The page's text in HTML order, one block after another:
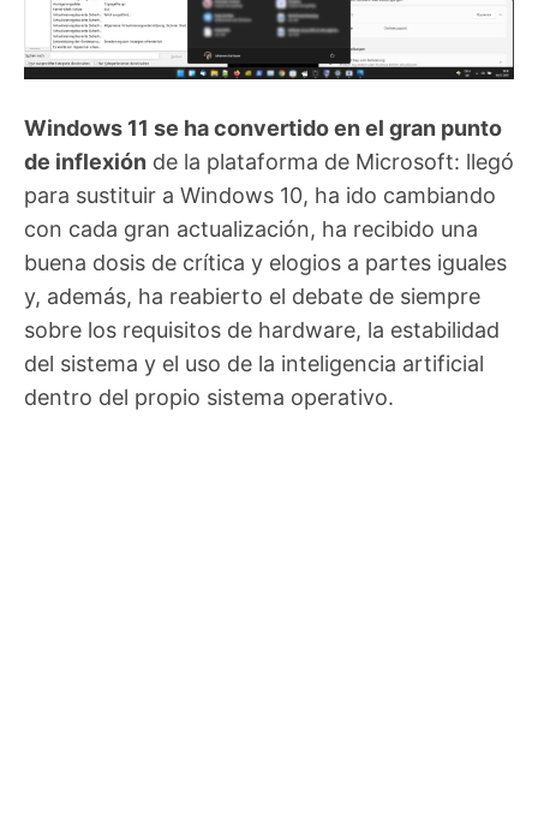
Windows 11 se ha convertido en el gran punto
de inflexión de la plataforma de Microsoft: llegó
para sustituir a Windows 10, ha ido cambiando
con cada gran actualización, ha recibido una
buena dosis de crítica y elogios a partes iguales
y, además, ha reabierto el debate de siempre
sobre los requisitos de hardware, la estabilidad
del sistema y el uso de la inteligencia artificial
dentro del propio sistema operativo.